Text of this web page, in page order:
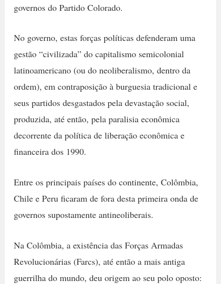
governos do Partido Colorado.
No governo, estas forças políticas defenderam uma
gestão “civilizada” do capitalismo semicolonial
latinoamericano (ou do neoliberalismo, dentro da
ordem), em contraposição à burguesia tradicional e
seus partidos desgastados pela devastação social,
produzida, até então, pela paralisia econômica
decorrente da política de liberação econômica e
financeira dos 1990.
Entre os principais países do continente, Colômbia,
Chile e Peru ficaram de fora desta primeira onda de
governos supostamente antineoliberais.
Na Colômbia, a existência das Forças Armadas
Revolucionárias (Farcs), até então a mais antiga
guerrilha do mundo, deu origem ao seu polo oposto: